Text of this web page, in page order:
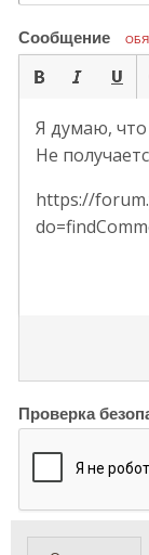
Сообщение
Я думаю,
Не
https://
Проверка